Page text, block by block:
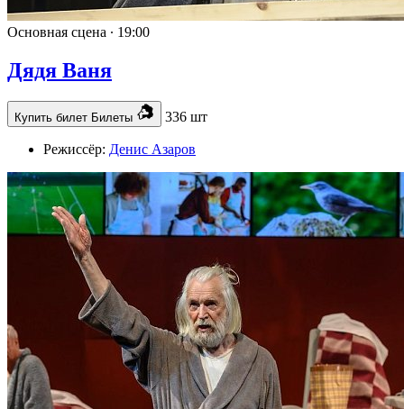
Основная сцена ∙ 19:00
Дядя Ваня
Купить билет Билеты 336 шт
Режиссёр: Денис Азаров